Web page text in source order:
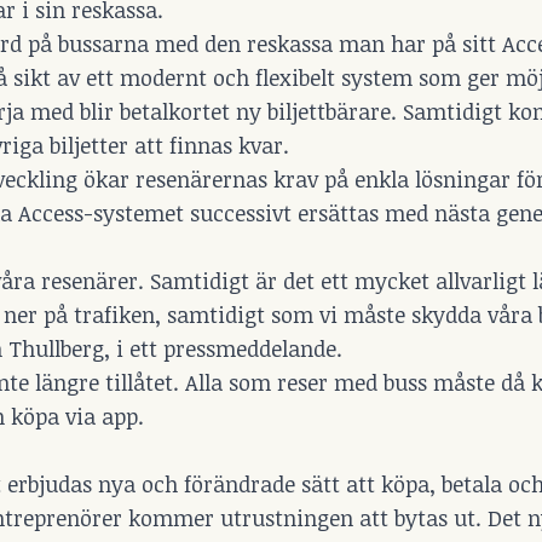
i sin reskassa.
bussarna med den reskassa man har på sitt
sikt av ett modernt och flexibelt system som ger
med blir betalkortet ny biljettbärare. Samtidigt
biljetter att finnas kvar.
ökar resenärernas krav på enkla lösningar
systemet successivt ersättas med nästa
resenärer. Samtidigt är det ett mycket allvarligt
på trafiken, samtidigt som vi måste skydda våra
i ett pressmeddelande.
längre tillåtet. Alla som reser med buss måste då
via app.
nya och förändrade sätt att köpa, betala
kommer utrustningen att bytas ut. Det